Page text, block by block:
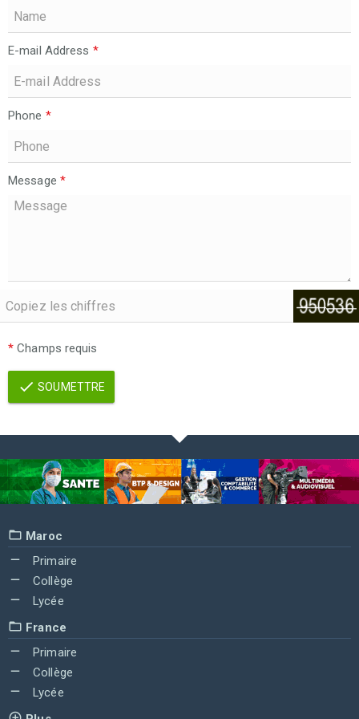
E-mail Address *
Phone *
Message *
* Champs requis
SOUMETTRE
Maroc
Primaire
Collège
Lycée
France
Primaire
Collège
Lycée